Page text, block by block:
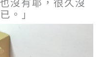
。」